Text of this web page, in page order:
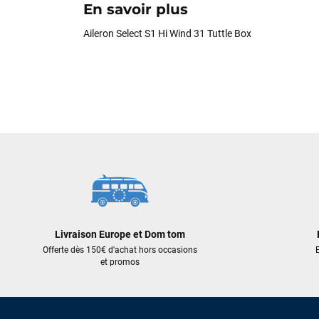
En savoir plus
Aileron Select S1 Hi Wind 31 Tuttle Box
Livraison Europe et Dom tom
Offerte dès 150€ d'achat hors occasions
et promos